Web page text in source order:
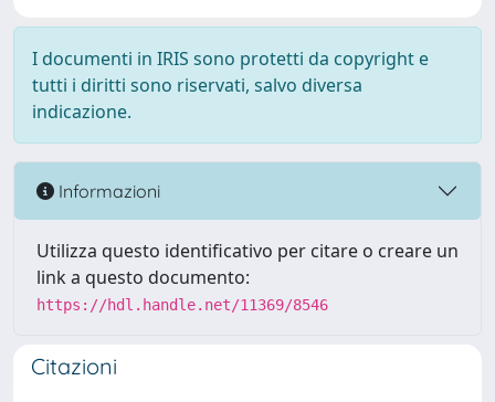
I documenti in IRIS sono protetti da copyright e
tutti i diritti sono riservati, salvo diversa
indicazione.
Informazioni
Utilizza questo identificativo per citare o creare un
link a questo documento:
https://hdl.handle.net/11369/8546
Citazioni